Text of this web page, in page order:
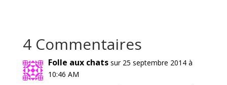
4 Commentaires
Folle aux chats sur 25 septembre 2014 à
10:46 AM